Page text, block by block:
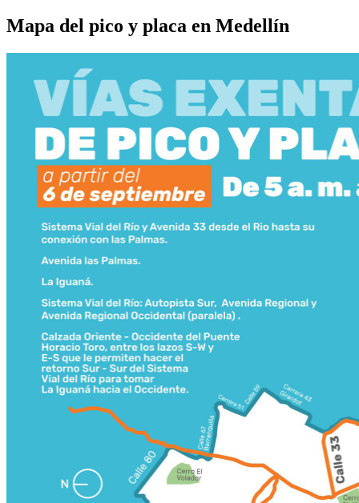
Mapa del pico y placa en Medellín